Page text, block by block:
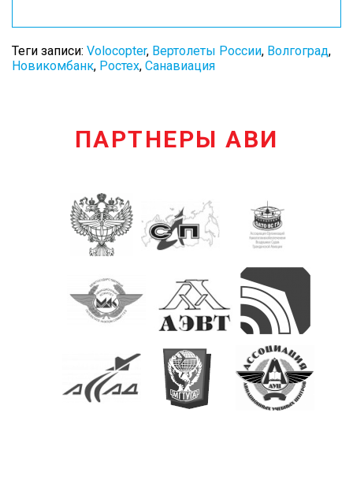
Теги записи: Volocopter, Вертолеты России, Волгоград,
Новикомбанк, Ростех, Санавиация
ПАРТНЕРЫ АВИ